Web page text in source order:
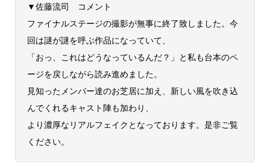
▼佐藤流司 コメント
ファイナルステージの撮影が無事に終了致しました。今
回は謎が謎を呼ぶ作品になっていて、
「おっ、これはどうなっているんだ？」と私も台本のペ
ージを戻しながら読み進めました。
見知ったメンバー達のお芝居に加え、新しい風を吹き込
んでくれるキャスト陣も加わり、
より濃厚なリアルフェイクとなっております。是非ご覧
ください。